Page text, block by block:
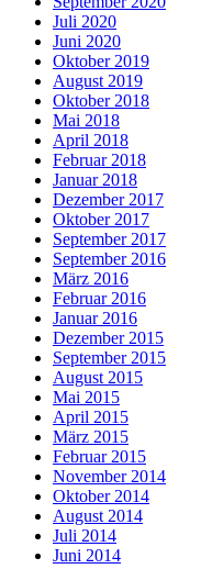
Juli 2020
Juni 2020
Oktober 2019
August 2019
Oktober 2018
Mai 2018
April 2018
Februar 2018
Januar 2018
Dezember 2017
Oktober 2017
September 2017
September 2016
März 2016
Februar 2016
Januar 2016
Dezember 2015
September 2015
August 2015
Mai 2015
April 2015
März 2015
Februar 2015
November 2014
Oktober 2014
August 2014
Juli 2014
Juni 2014